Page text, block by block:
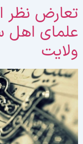
نظر
اهل